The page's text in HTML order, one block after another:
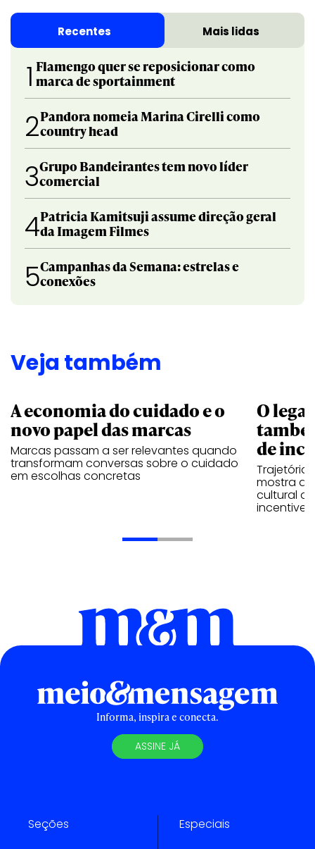
Recentes Mais lidas
1 Flamengo quer se reposicionar como
marca de sportainment
2Pandora nomeia Marina Cirelli como
country head
3Grupo Bandeirantes tem novo líder
comercial
4Patricia Kamitsuji assume direção geral
da Imagem Filmes
5Campanhas da Semana: estrelas e
conexões
Veja também
A economia do cuidado e o
novo papel das marcas
Marcas passam a ser relevantes quando
transformam conversas sobre o cuidado
em escolhas concretas
O
de
Trajetória
mostra
cultural
incentive
Informa, inspira e conecta.
ASSINE JÁ
Seções Especiais